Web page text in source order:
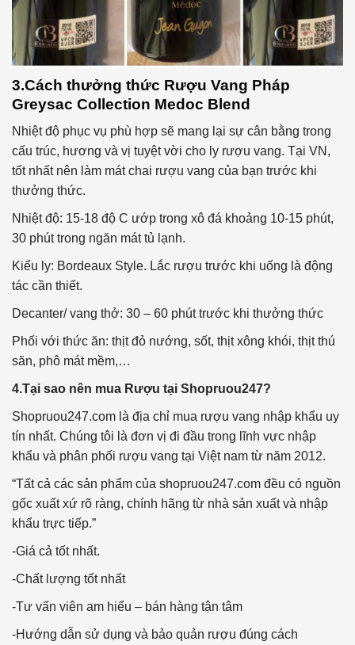
3.Cách thưởng thức Rượu Vang Pháp
Greysac Collection Medoc Blend
Nhiệt độ phục vụ phù hợp sẽ mang lại sự cân bằng trong
cấu trúc, hương và vị tuyệt vời cho ly rượu vang. Tại VN,
tốt nhất nên làm mát chai rượu vang của bạn trước khi
thưởng thức.
Nhiệt độ: 15-18 độ C ướp trong xô đá khoảng 10-15 phút,
30 phút trong ngăn mát tủ lạnh.
Kiểu ly: Bordeaux Style. Lắc rượu trước khi uống là động
tác cần thiết.
Decanter/ vang thở: 30 – 60 phút trước khi thưởng thức
Phối với thức ăn: thịt đỏ nướng, sốt, thịt xông khói, thịt thú
săn, phô mát mềm,…
4.Tại sao nên mua Rượu tại Shopruou247?
Shopruou247.com là địa chỉ mua rượu vang nhập khẩu uy
tín nhất. Chúng tôi là đơn vị đi đầu trong lĩnh vực nhập
khẩu và phân phối rượu vang tại Việt nam từ năm 2012.
“Tất cả các sản phẩm của shopruou247.com đều có nguồn
gốc xuất xứ rõ ràng, chính hãng từ nhà sản xuất và nhập
khẩu trực tiếp.”
-Giá cả tốt nhất.
-Chất lượng tốt nhất
-Tư vấn viên am hiểu – bán hàng tận tâm
-Hướng dẫn sử dụng và bảo quản rượu đúng cách